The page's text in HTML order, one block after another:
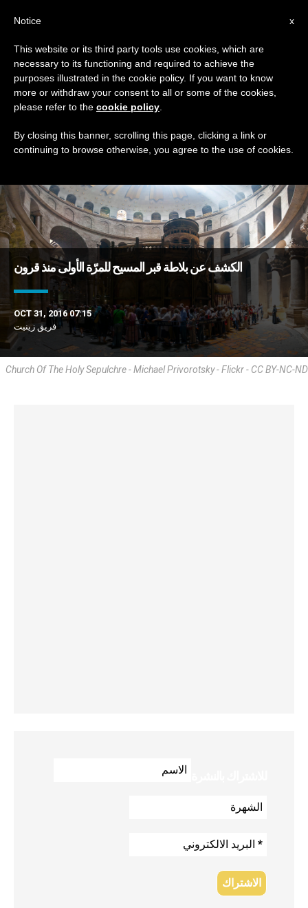
TAG
Posts Tagged ‘رخامة’
DERNIÈRES NOUVELLES
الكشف عن بلاطة قبر المسيح للمرّة الأولى منذ قرون
OCT 31, 2016 07:15
فريق زينيت
Church Of The Holy Sepulchre - Michael Privorotsky - Flickr - CC BY-NC-ND
x
Notice
This website or its third party tools use cookies, which are
necessary to its functioning and required to achieve the
purposes illustrated in the cookie policy. If you want to know
more or withdraw your consent to all or some of the cookies,
please refer to the cookie policy
By closing this banner, scrolling this page, clicking a link or
continuing to browse otherwise, you agree to the use of cookies.